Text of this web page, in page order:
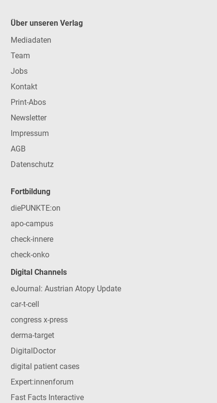
Über unseren Verlag
Mediadaten
Team
Jobs
Kontakt
Print-Abos
Newsletter
Impressum
AGB
Datenschutz
Fortbildung
diePUNKTE:on
apo-campus
check-innere
check-onko
Digital Channels
eJournal: Austrian Atopy Update
car-t-cell
congress x-press
derma-target
DigitalDoctor
digital patient cases
Expert:innenforum
Fast Facts Interactive